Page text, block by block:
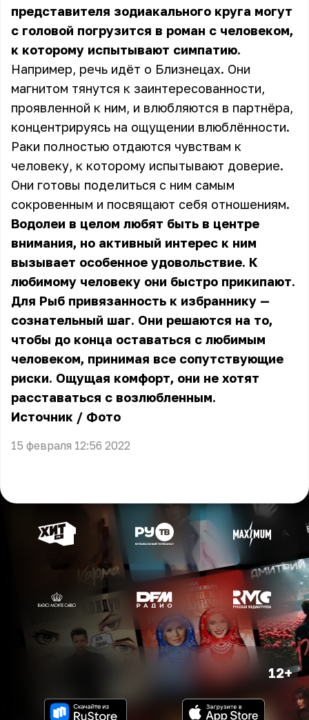
представителя зодиакального круга могут
с головой погрузится в роман с человеком,
к которому испытывают симпатию.
Например, речь идёт о Близнецах. Они
магнитом тянутся к заинтересованности,
проявленной к ним, и влюбляются в партнёра,
концентрируясь на ощущении влюблённости.
Раки полностью отдаются чувствам к
человеку, к которому испытывают доверие.
Они готовы поделиться с ним самым
сокровенным и посвящают себя отношениям.
Водолеи в целом любят быть в центре
внимания, но активный интерес к ним
вызывает особенное удовольствие. К
любимому человеку они быстро прикипают.
Для Рыб привязанность к избраннику —
сознательный шаг. Они решаются на то,
чтобы до конца оставаться с любимым
человеком, принимая все сопутствующие
риски. Ощущая комфорт, они не хотят
расставаться с возлюбленным.
Источник / Фото
15 февраля 12:56 2022
12+